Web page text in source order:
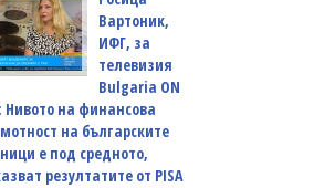
Вартоник,
ИФГ, за
телевизия
Bulgaria ON
Нивото на финансова
на българските
е под средното,
резултатите от PISA